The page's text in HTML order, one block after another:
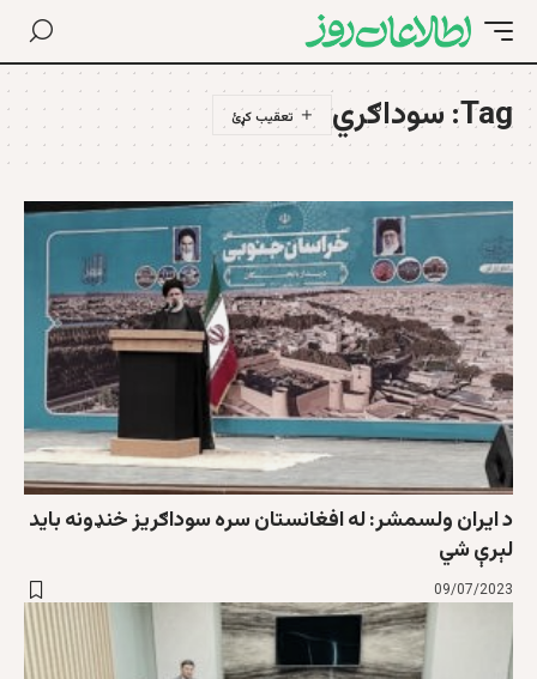
Tag: سوداګري
د ايران ولسمشر: له افغانستان سره سوداګریز خنډونه باید
لېرې شي
09/07/2023